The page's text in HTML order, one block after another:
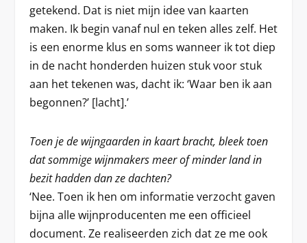
getekend. Dat is niet mijn idee van kaarten
maken. Ik begin vanaf nul en teken alles zelf. Het
is een enorme klus en soms wanneer ik tot diep
in de nacht honderden huizen stuk voor stuk
aan het tekenen was, dacht ik: ‘Waar ben ik aan
begonnen?’ [lacht].’
Toen je de wijngaarden in kaart bracht, bleek toen
dat sommige wijnmakers meer of minder land in
bezit hadden dan ze dachten?
‘Nee. Toen ik hen om informatie verzocht gaven
bijna alle wijnproducenten me een officieel
document. Ze realiseerden zich dat ze me ook